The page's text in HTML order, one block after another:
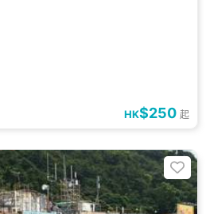
HK$250 起